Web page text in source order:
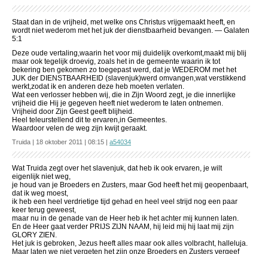
Staat dan in de vrijheid, met welke ons Christus vrijgemaakt heeft, en
wordt niet wederom met het juk der dienstbaarheid bevangen. — Galaten
5:1
Deze oude vertaling,waarin het voor mij duidelijk overkomt,maakt mij blij
maar ook tegelijk droevig, zoals het in de gemeente waarin ik tot
bekering ben gekomen zo toegepast werd, dat je WEDEROM met het
JUK der DIENSTBAARHEID (slavenjuk)werd omvangen,wat verstikkend
werkt,zodat ik en anderen deze heb moeten verlaten.
Wat een verlosser hebben wij, die in Zijn Woord zegt, je die innerlijke
vrijheid die Hij je gegeven heeft niet wederom te laten ontnemen.
Vrijheid door Zijn Geest geeft blijheid.
Heel teleurstellend dit te ervaren,in Gemeentes.
Waardoor velen de weg zijn kwijt geraakt.
Truida | 18 oktober 2011 | 08:15 | a54034
Wat Truida zegt over het slavenjuk, dat heb ik ook ervaren, je wilt
eigenlijk niet weg,
je houd van je Broeders en Zusters, maar God heeft het mij geopenbaart,
dat ik weg moest,
ik heb een heel verdrietige tijd gehad en heel veel strijd nog een paar
keer terug geweest,
maar nu in de genade van de Heer heb ik het achter mij kunnen laten.
En de Heer gaat verder PRIJS ZIJN NAAM, hij leid mij hij laat mij zijn
GLORY ZIEN.
Het juk is gebroken, Jezus heeft alles maar ook alles volbracht, halleluja.
Maar laten we niet vergeten het zijn onze Broeders en Zusters vergeef